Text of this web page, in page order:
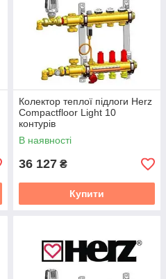
Колектор теплої підлоги Herz
Compactfloor Light 10
контурів
В наявності
36 127 ₴
Купити